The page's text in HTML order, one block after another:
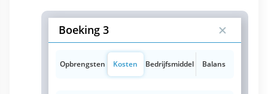
Boeking 3
Opbrengsten Kosten Bedrijfsmiddel Balans